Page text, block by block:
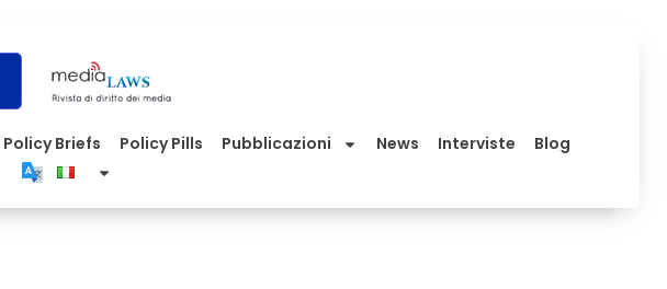
Policy Briefs Policy Pills Pubblicazioni News Interviste
Blog